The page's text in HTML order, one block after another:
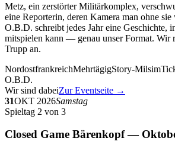
Metz, ein zerstörter Militärkomplex,
eine Reporterin, deren Kamera man ohne
O.B.D. schreibt jedes Jahr eine Geschichte,
mitspielen kann — genau unser Format. Wir
Trupp an.
NordostfrankreichMehrtägigStory-Milsim
O.B.D.
Wir sind dabeiZur Eventseite →
31OKT 2026Samstag
Spieltag 2 von 3
Closed Game Bärenkopf —